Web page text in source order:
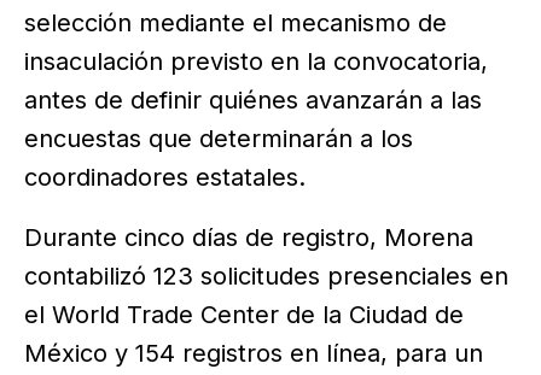
selección mediante el mecanismo de
insaculación previsto en la convocatoria,
antes de definir quiénes avanzarán a las
encuestas que determinarán a los
coordinadores estatales.
Durante cinco días de registro, Morena
contabilizó 123 solicitudes presenciales en
el World Trade Center de la Ciudad de
México y 154 registros en línea, para un